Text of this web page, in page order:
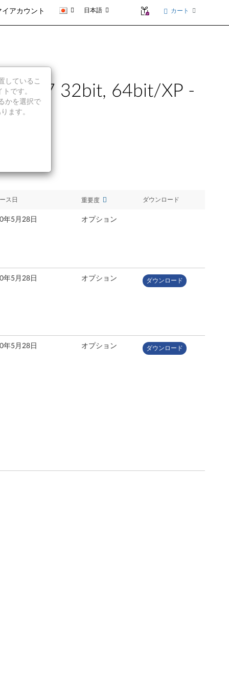
イアカウント 日本語 カート
7 32bit, 64bit/XP -
ス日 重要度 ダウンロード
年5月28日 オプション
年5月28日 オプション ダウンロード
年5月28日 オプション ダウンロード
しているこ
です。
かを選択で
ます。